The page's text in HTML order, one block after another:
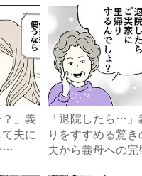
」義
夫に
「退院したら…
りをすすめる驚き
夫から義母への